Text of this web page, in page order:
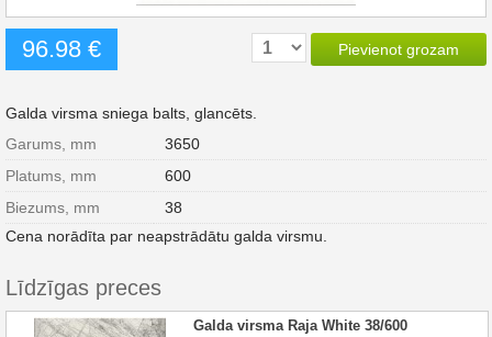
96.98 € Pievienot grozam
Galda virsma sniega balts, glancēts.
Garums, mm
3650
Platums, mm
600
Biezums, mm
38
Cena norādīta par neapstrādātu galda virsmu.
Līdzīgas preces
Galda virsma Raja White 38/600